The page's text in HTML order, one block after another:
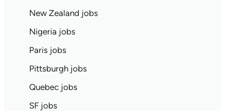
New Zealand jobs
Nigeria jobs
Paris jobs
Pittsburgh jobs
Quebec jobs
SF jobs